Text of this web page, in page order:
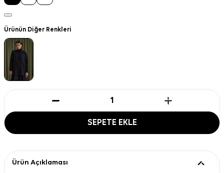
Ürünün Diğer Renkleri
SEPETE EKLE
Ürün Açıklaması